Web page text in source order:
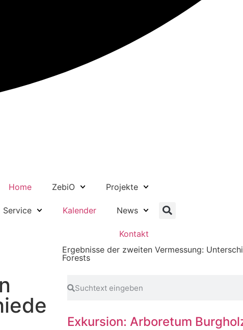
Home ZebiO Projekte
Service Kalender News
Kontakt
Ergebnisse der zweiten Vermessung:
Forests
Exkursion: Arboretum